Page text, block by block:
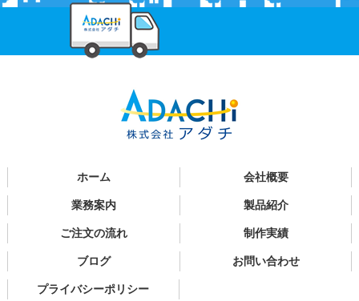
ホーム 会社概要
業務案内 製品紹介
ご注文の流れ 制作実績
ブログ お問い合わせ
プライバシーポリシー